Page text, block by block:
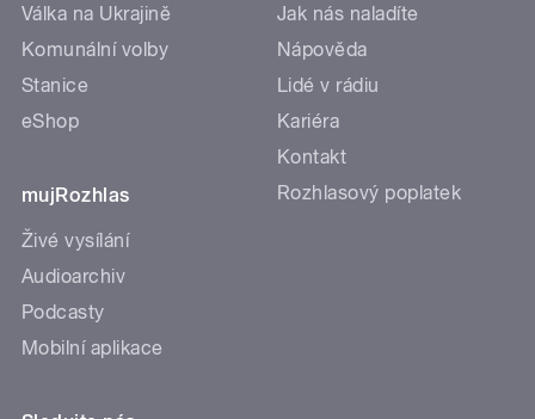
Válka na Ukrajině
Komunální volby
Stanice
eShop
mujRozhlas
Živé vysílání
Audioarchiv
Podcasty
Mobilní aplikace
Jak nás naladíte
Nápověda
Lidé v rádiu
Kariéra
Kontakt
Rozhlasový poplatek